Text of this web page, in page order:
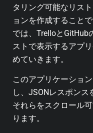
タリング可能なリス
ョンを作成することで
では、TrelloとGitHub
ストで表示するアプ
めていきます。
このアプリケーショ
し、JSONレスポンス
それらをスクロール
ります。